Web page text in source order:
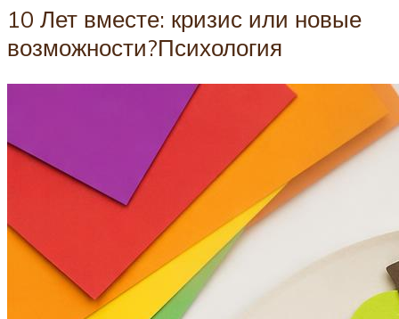
10 Лет вместе: кризис или новые
возможности?Психология